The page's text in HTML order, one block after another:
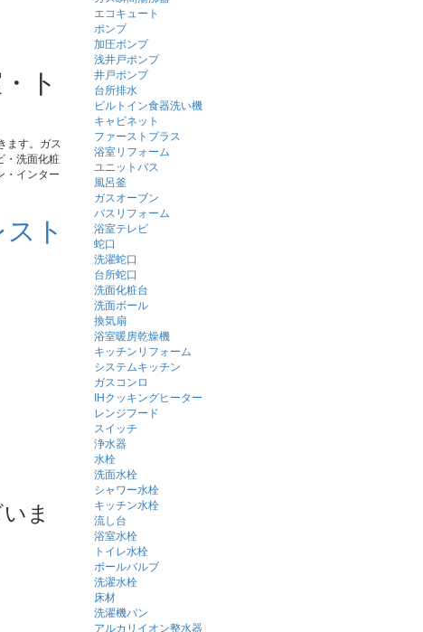
ト
ます。ガス
・洗面化粧
・インター
ト
ま
エコキュート
ポンプ
加圧ポンプ
浅井戸ポンプ
井戸ポンプ
台所排水
ビルトイン食器洗い機
キャビネット
ファーストプラス
浴室リフォーム
ユニットバス
風呂釜
ガスオーブン
バスリフォーム
浴室テレビ
蛇口
洗濯蛇口
台所蛇口
洗面化粧台
洗面ボール
換気扇
浴室暖房乾燥機
キッチンリフォーム
システムキッチン
ガスコンロ
IHクッキングヒーター
レンジフード
スイッチ
浄水器
水栓
洗面水栓
シャワー水栓
キッチン水栓
流し台
浴室水栓
トイレ水栓
ボールバルブ
洗濯水栓
床材
洗濯機パン
アルカリイオン整水器